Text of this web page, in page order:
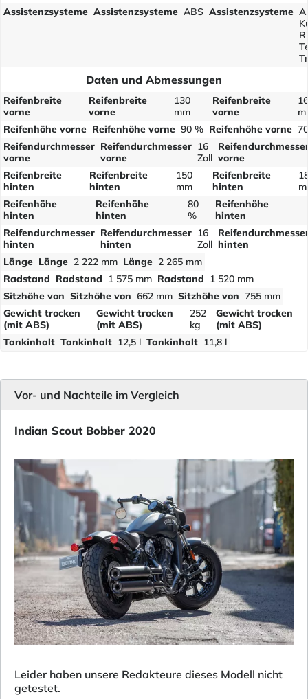
Assistenzsysteme Assistenzsysteme ABS Assistenzsysteme
Daten und Abmessungen
Reifenbreite
vorne
Reifenbreite
vorne
130
mm
Reifenbreite
vorne
Reifenhöhe vorne Reifenhöhe vorne 90 % Reifenhöhe vorne
Reifendurchmesser
vorne
Reifendurchmesser
vorne
16
Zoll vorne
Reifenbreite
hinten
Reifenbreite
hinten
150
mm
Reifenbreite
hinten
Reifenhöhe
hinten
Reifenhöhe
hinten
80
%
Reifenhöhe
hinten
Reifendurchmesser
hinten
Reifendurchmesser
hinten
16
Zoll hinten
Länge Länge 2 222 mm Länge 2 265 mm
Radstand Radstand 1 575 mm Radstand 1 520 mm
Sitzhöhe von Sitzhöhe von 662 mm Sitzhöhe von 755 mm
Gewicht trocken
(mit ABS)
Gewicht trocken
(mit ABS)
252
kg
Gewicht trocken
(mit ABS)
Tankinhalt Tankinhalt 12,5 l Tankinhalt 11,8 l
Vor- und Nachteile im Vergleich
Indian Scout Bobber 2020
Leider haben unsere Redakteure dieses Modell nicht
getestet.